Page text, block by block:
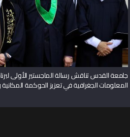
جامعة القدس تناقش رسالة الماجستير الأولى
المعلومات الجغرافية في تعزيز الحوكمة المكانية